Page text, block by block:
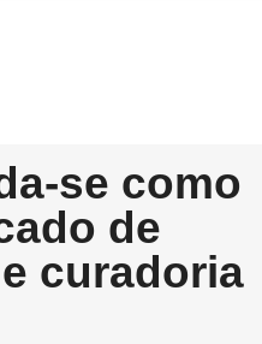
se como
de
curadoria